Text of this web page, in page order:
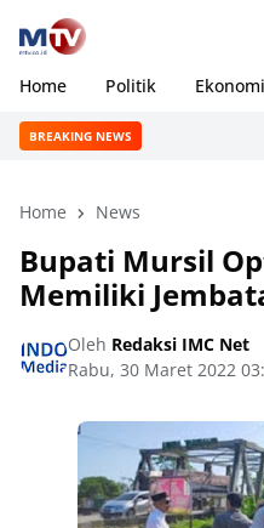
Home Politik Ekonomi
BREAKING NEWS
Home News
Bupati Mursil
Memiliki
Oleh Redaksi IMC Net
Rabu, 30 Maret 2022